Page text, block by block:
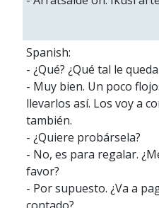
Spanish:
- ¿Qué? ¿Qué tal le
- Muy bien. Un poco
llevarlos así. Los voy a
también.
- ¿Quiere probársela?
- No, es para regalar.
favor?
- Por supuesto. ¿Va a